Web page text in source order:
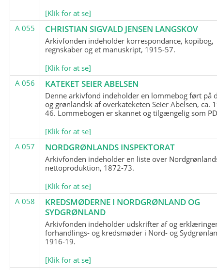
[Klik for at se]
A 055
CHRISTIAN SIGVALD JENSEN LANGSKOV
Arkivfonden indeholder korrespondance, kopibog,
regnskaber og et manuskript, 1915-57.
[Klik for at se]
A 056
KATEKET SEIER ABELSEN
Denne arkivfond indeholder en lommebog ført på
og grønlandsk af overkateketen Seier Abelsen, ca.
46. Lommebogen er skannet og tilgængelig som
[Klik for at se]
A 057
NORDGRØNLANDS INSPEKTORAT
Arkivfonden indeholder en liste over
nettoproduktion, 1872-73.
[Klik for at se]
A 058
KREDSMØDERNE I NORDGRØNLAND OG
SYDGRØNLAND
Arkivfonden indeholder udskrifter af og
forhandlings- og kredsmøder i Nord- og
1916-19.
[Klik for at se]